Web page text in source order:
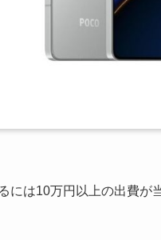
には10万円以上の出費が